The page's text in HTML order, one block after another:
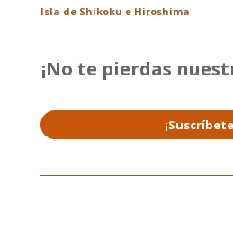
Isla de Shikoku e Hiroshima
¡No te pierdas